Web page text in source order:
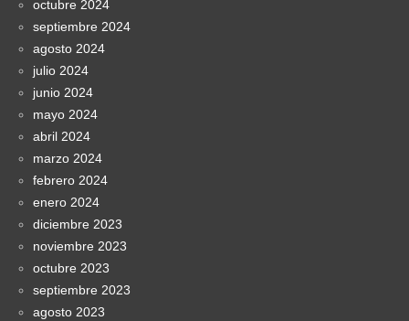
octubre 2024
septiembre 2024
agosto 2024
julio 2024
junio 2024
mayo 2024
abril 2024
marzo 2024
febrero 2024
enero 2024
diciembre 2023
noviembre 2023
octubre 2023
septiembre 2023
agosto 2023